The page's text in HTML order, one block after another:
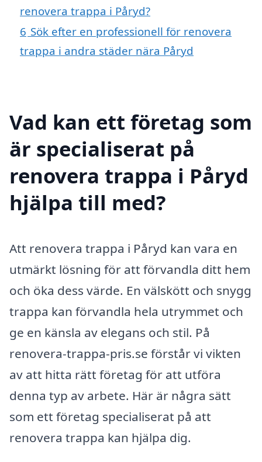
renovera trappa i Påryd?
6 Sök efter en professionell för renovera
trappa i andra städer nära Påryd
Vad kan ett företag som
är specialiserat på
renovera trappa i Påryd
hjälpa till med?
Att renovera trappa i Påryd kan vara en
utmärkt lösning för att förvandla ditt hem
och öka dess värde. En välskött och snygg
trappa kan förvandla hela utrymmet och
ge en känsla av elegans och stil. På
renovera-trappa-pris.se förstår vi vikten
av att hitta rätt företag för att utföra
denna typ av arbete. Här är några sätt
som ett företag specialiserat på att
renovera trappa kan hjälpa dig.